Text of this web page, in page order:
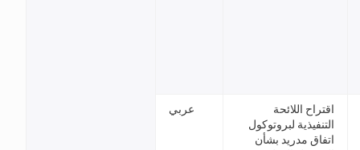
عربي
اقتراح اللائحة
التنفيذية لبروتوكول
اتفاق مدريد بشأن